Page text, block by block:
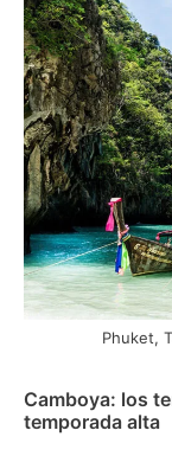
Phuket,
Camboya: los
temporada alta